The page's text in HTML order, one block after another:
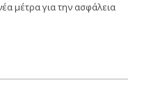
μέτρα για την ασφάλεια